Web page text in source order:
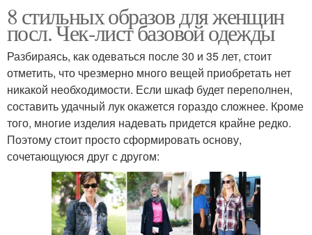
Пляжная одежда Одетая женщина
Одежда по фигуре
8 стильных образов для женщин
посл. Чек-лист базовой одежды
Разбираясь, как одеваться после 30 и 35 лет, стоит
отметить, что чрезмерно много вещей приобретать нет
никакой необходимости. Если шкаф будет переполнен,
составить удачный лук окажется гораздо сложнее. Кроме
того, многие изделия надевать придется крайне редко.
Поэтому стоит просто сформировать основу,
сочетающуюся друг с другом: